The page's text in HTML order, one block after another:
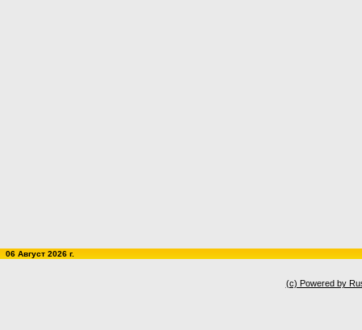
06 Август 2026 г.
(c) Powered by